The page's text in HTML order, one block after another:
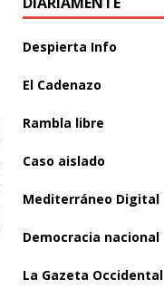
Despierta Info
El Cadenazo
Rambla libre
Caso aislado
Mediterráneo Digital
Democracia nacional
La Gazeta Occidental